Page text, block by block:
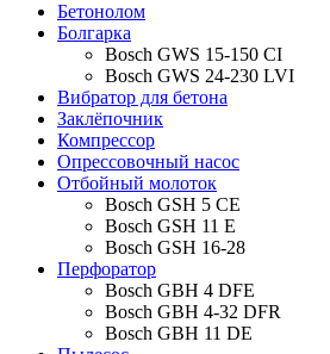
Бетонолом
Болгарка
Bosch GWS 15-150 CI
Bosch GWS 24-230 LVI
Вибратор для бетона
Заклёпочник
Компрессор
Опрессовочный насос
Отбойный молоток
Bosch GSH 5 CE
Bosch GSH 11 E
Bosch GSH 16-28
Перфоратор
Bosch GBH 4 DFE
Bosch GBH 4-32 DFR
Bosch GBH 11 DE